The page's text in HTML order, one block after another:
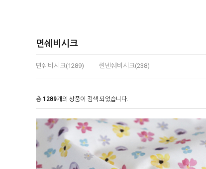
면쉐비시크
면쉐비시크(1289) 린넨쉐비시크(238)
총 1289개의 상품이 검색 되었습니다.